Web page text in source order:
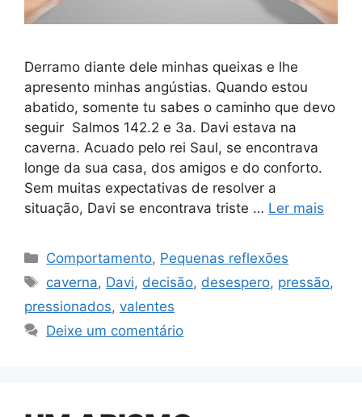
Derramo diante dele minhas queixas e lhe
apresento minhas angústias. Quando estou
abatido, somente tu sabes o caminho que devo
seguir Salmos 142.2 e 3a. Davi estava na
caverna. Acuado pelo rei Saul, se encontrava
longe da sua casa, dos amigos e do conforto.
Sem muitas expectativas de resolver a
situação, Davi se encontrava triste … Ler mais
Categorias
Comportamento, Pequenas reflexões
Tags
caverna, Davi, decisão, desespero, pressão,
pressionados, valentes
Deixe um comentário